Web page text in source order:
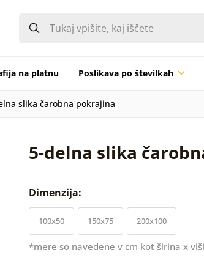
na platnu Poslikava po številkah
slika čarobna pokrajina
5-delna slika
Dimenzija:
100x50 150x75 200x100
*mere so navedene v cm kot širina x